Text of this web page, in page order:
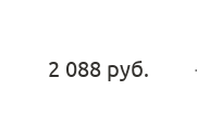
2 088 руб.